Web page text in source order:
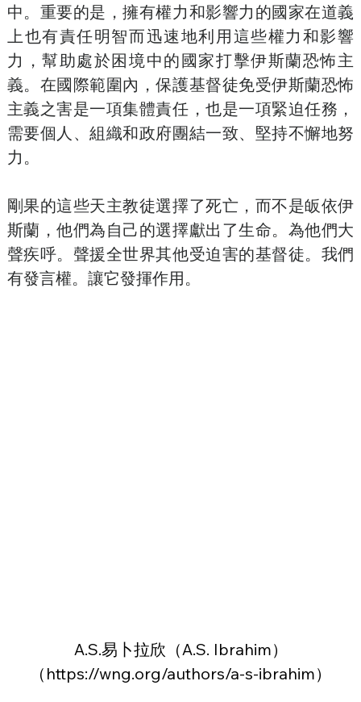
中。重要的是，擁有權力和影響力的國家在道義
上也有責任明智而迅速地利用這些權力和影響
力，幫助處於困境中的國家打擊伊斯蘭恐怖主
義。在國際範圍內，保護基督徒免受伊斯蘭恐怖
主義之害是一項集體責任，也是一項緊迫任務，
需要個人、組織和政府團結一致、堅持不懈地努
力。
剛果的這些天主教徒選擇了死亡，而不是皈依伊
斯蘭，他們為自己的選擇獻出了生命。為他們大
聲疾呼。聲援全世界其他受迫害的基督徒。我們
有發言權。讓它發揮作用。
A.S.易卜拉欣（A.S. Ibrahim）
（ https://wng.org/authors/a-s-ibrahim）